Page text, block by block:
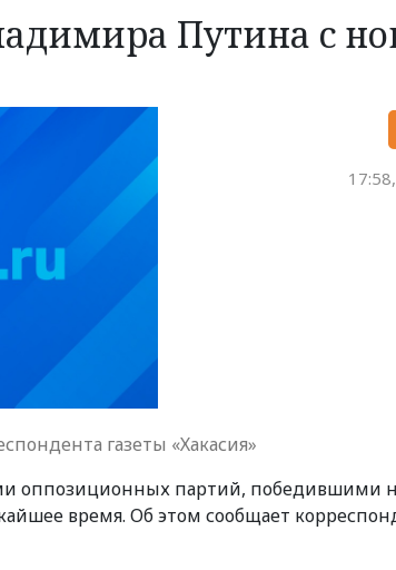
Путина с
17:58,
газеты «Хакасия»
оппозиционных партий, победившими
время. Об этом сообщает